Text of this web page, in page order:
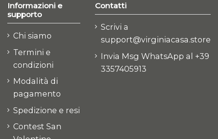
Informazioni e
supporto
Chi siamo
Termini e
condizioni
Modalità di
pagamento
Spedizione e resi
Contest San
Contatti
Scrivi a
support@virginiacasa.store
Invia Msg WhatsApp al +39
3357405913